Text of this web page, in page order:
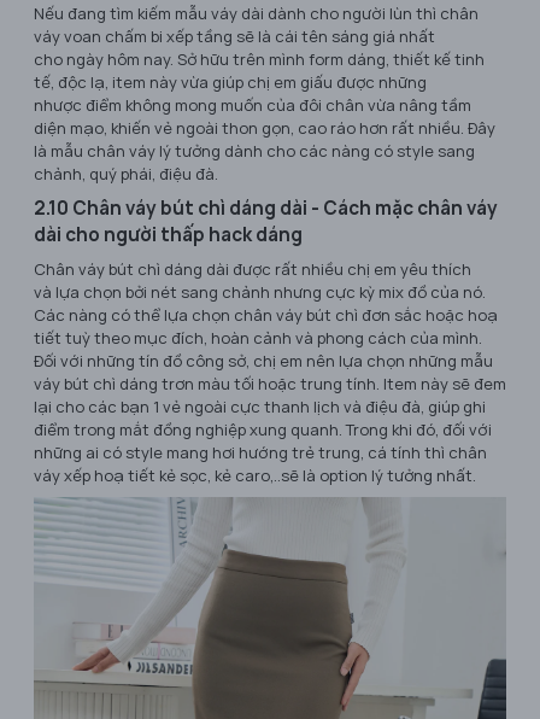
Nếu đang tìm kiếm mẫu váy dài dành cho người lùn thì chân
váy voan chấm bi xếp tầng sẽ là cái tên sáng giá nhất
cho ngày hôm nay. Sở hữu trên mình form dáng, thiết kế tinh
tế, độc lạ, item này vừa giúp chị em giấu được những
nhược điểm không mong muốn của đôi chân vừa nâng tầm
diện mạo, khiến vẻ ngoài thon gọn, cao ráo hơn rất nhiều. Đây
là mẫu chân váy lý tưởng dành cho các nàng có style sang
chảnh, quý phái, điệu đà.
2.10 Chân váy bút chì dáng dài - Cách mặc chân váy
dài cho người thấp hack dáng
Chân váy bút chì dáng dài được rất nhiều chị em yêu thích
và lựa chọn bởi nét sang chảnh nhưng cực kỳ mix đồ của nó.
Các nàng có thể lựa chọn chân váy bút chì đơn sắc hoặc hoạ
tiết tuỳ theo mục đích, hoàn cảnh và phong cách của mình.
Đối với những tín đồ công sở, chị em nên lựa chọn những mẫu
váy bút chì dáng trơn màu tối hoặc trung tính. Item này sẽ đem
lại cho các bạn 1 vẻ ngoài cực thanh lịch và điệu đà, giúp ghi
điểm trong mắt đồng nghiệp xung quanh. Trong khi đó, đối với
những ai có style mang hơi hướng trẻ trung, cá tính thì chân
váy xếp hoạ tiết kẻ sọc, kẻ caro,..sẽ là option lý tưởng nhất.